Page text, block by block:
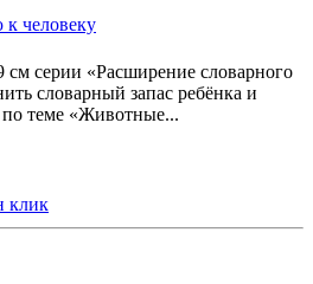
человеку
серии «Расширение словарного
словарный запас ребёнка и
теме «Животные...
клик